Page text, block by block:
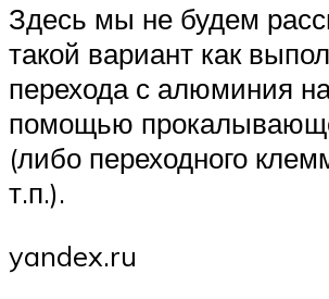
Здесь мы не будем
такой вариант как
перехода с алюминия
помощью
(либо переходного
т.п.).
yandex.ru